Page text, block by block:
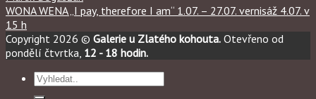
WONA WENA „I pay, therefore I am“ 1.07. – 27.07. vernisáž 4.07. v
15 h
Copyright 2026 © Galerie u Zlatého kohouta. Otevřeno od
pondělí čtvrtka, 12 - 18 hodin.
Hledat: